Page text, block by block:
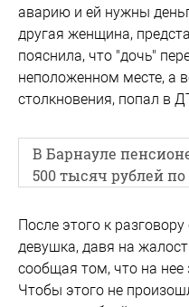
аварию и ей нужны
другая женщина,
пояснила, что "дочь"
неположенном месте, а
столкновения, попал в
В Барнауле
500 тысяч рублей
После этого к
девушка, давя на
сообщая том, что на нее
Чтобы этого не